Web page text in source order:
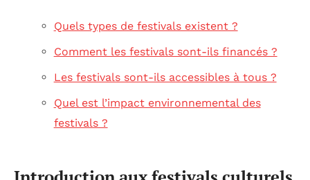
Quels types de festivals existent ?
Comment les festivals sont-ils financés ?
Les festivals sont-ils accessibles à tous ?
Quel est l’impact environnemental des
festivals ?